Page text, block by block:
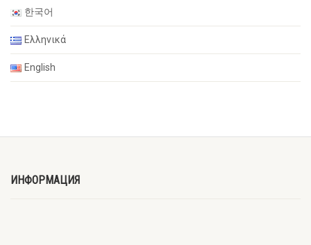
한국어
Ελληνικά
English
ИНФОРМАЦИЯ